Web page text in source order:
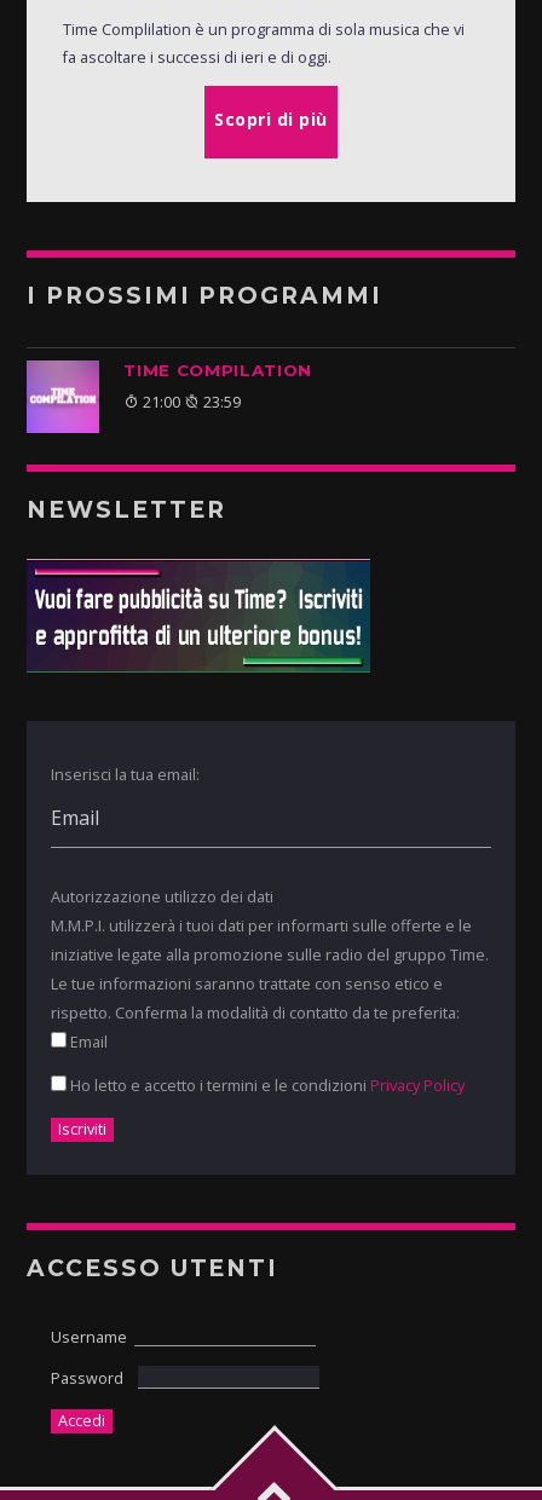
Time Complilation è un programma di sola musica che vi
fa ascoltare i successi di ieri e di oggi.
Scopri di più
I PROSSIMI PROGRAMMI
TIME COMPILATION
21:00 23:59
NEWSLETTER
Inserisci la tua email:
Autorizzazione utilizzo dei dati
M.M.P.I. utilizzerà i tuoi dati per informarti sulle offerte e le
iniziative legate alla promozione sulle radio del gruppo Time.
Le tue informazioni saranno trattate con senso etico e
rispetto. Conferma la modalità di contatto da te preferita:
Email
Ho letto e accetto i termini e le condizioni Privacy Policy
ACCESSO UTENTI
Username
Password